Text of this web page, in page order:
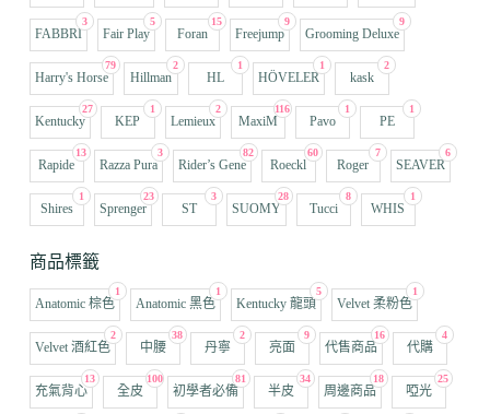
3
FABBRI
5
Fair Play
15
Foran
9
Freejump
9
Grooming Deluxe
79
Harry's Horse
2
Hillman
1
HL
1
HÖVELER
2
kask
27
Kentucky
1
KEP
2
Lemieux
116
MaxiM
1
Pavo
1
PE
13
Rapide
3
Razza Pura
82
Rider’s Gene
60
Roeckl
7
Roger
6
SEAVER
1
Shires
23
Sprenger
3
ST
28
SUOMY
8
Tucci
1
WHIS
商品標籤
1
Anatomic 棕色
1
Anatomic 黑色
5
Kentucky 龍頭
1
Velvet 柔粉色
2
Velvet 酒紅色
38
中腰
2
丹寧
9
亮面
16
代售商品
4
代購
13
充氣背心
100
全皮
81
初學者必備
34
半皮
18
周邊商品
25
啞光